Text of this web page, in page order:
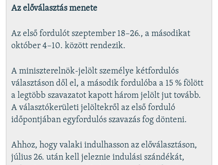
Az előválasztás menete
Az első fordulót szeptember 18–26., a másodikat
október 4–10. között rendezik.
A miniszterelnök-jelölt személye kétfordulós
választáson dől el, a második fordulóba a 15 % fölött
a legtöbb szavazatot kapott három jelölt jut tovább.
A választókerületi jelöltekről az első forduló
időpontjában egyfordulós szavazás fog dönteni.
Ahhoz, hogy valaki indulhasson az előválasztáson,
július 26. után kell jeleznie indulási szándékát,